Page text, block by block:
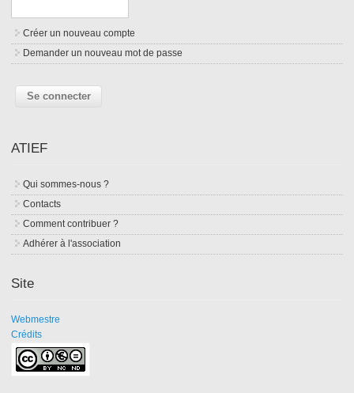
Créer un nouveau compte
Demander un nouveau mot de passe
ATIEF
Qui sommes-nous ?
Contacts
Comment contribuer ?
Adhérer à l'association
Site
Webmestre
Crédits